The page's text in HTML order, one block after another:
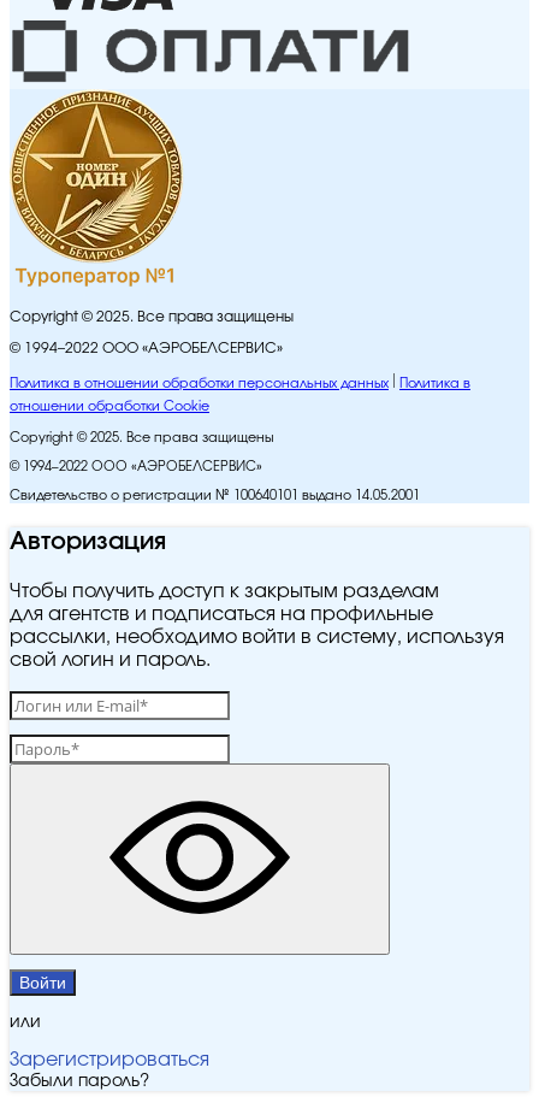
Copyright © 2025. Все права защищены
© 1994–2022 ООО «АЭРОБЕЛСЕРВИС»
Политика в отношении обработки персональных данных
Политика в
отношении обработки Cookie
Copyright © 2025. Все права защищены
© 1994–2022 ООО «АЭРОБЕЛСЕРВИС»
Свидетельство о регистрации № 100640101 выдано 14.05.2001
Авторизация
Чтобы получить доступ к закрытым разделам
для агентств и подписаться на профильные
рассылки, необходимо войти в систему, используя
свой логин и пароль.
Войти
или
Зарегистрироваться
Забыли пароль?